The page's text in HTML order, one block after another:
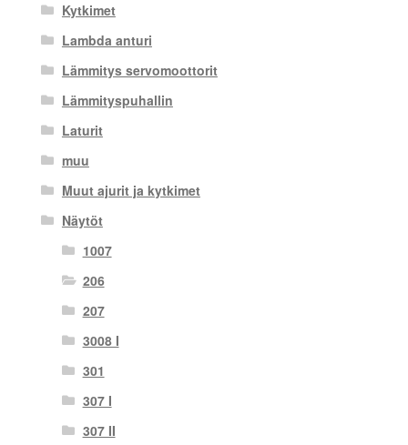
Kytkimet
Lambda anturi
Lämmitys servomoottorit
Lämmityspuhallin
Laturit
muu
Muut ajurit ja kytkimet
Näytöt
1007
206
207
3008 I
301
307 I
307 II